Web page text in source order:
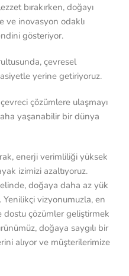
bırakırken, doğayı
ve inovasyon odaklı
gösteriyor.
çevresel
yerine getiriyoruz.
çözümlere ulaşmayı
yaşanabilir bir dünya
enerji verimliliği yüksek
izimizi azaltıyoruz.
doğaya daha az yük
vizyonumuzla, en
çözümler geliştirmek
doğaya saygılı bir
alıyor ve müşterilerimize